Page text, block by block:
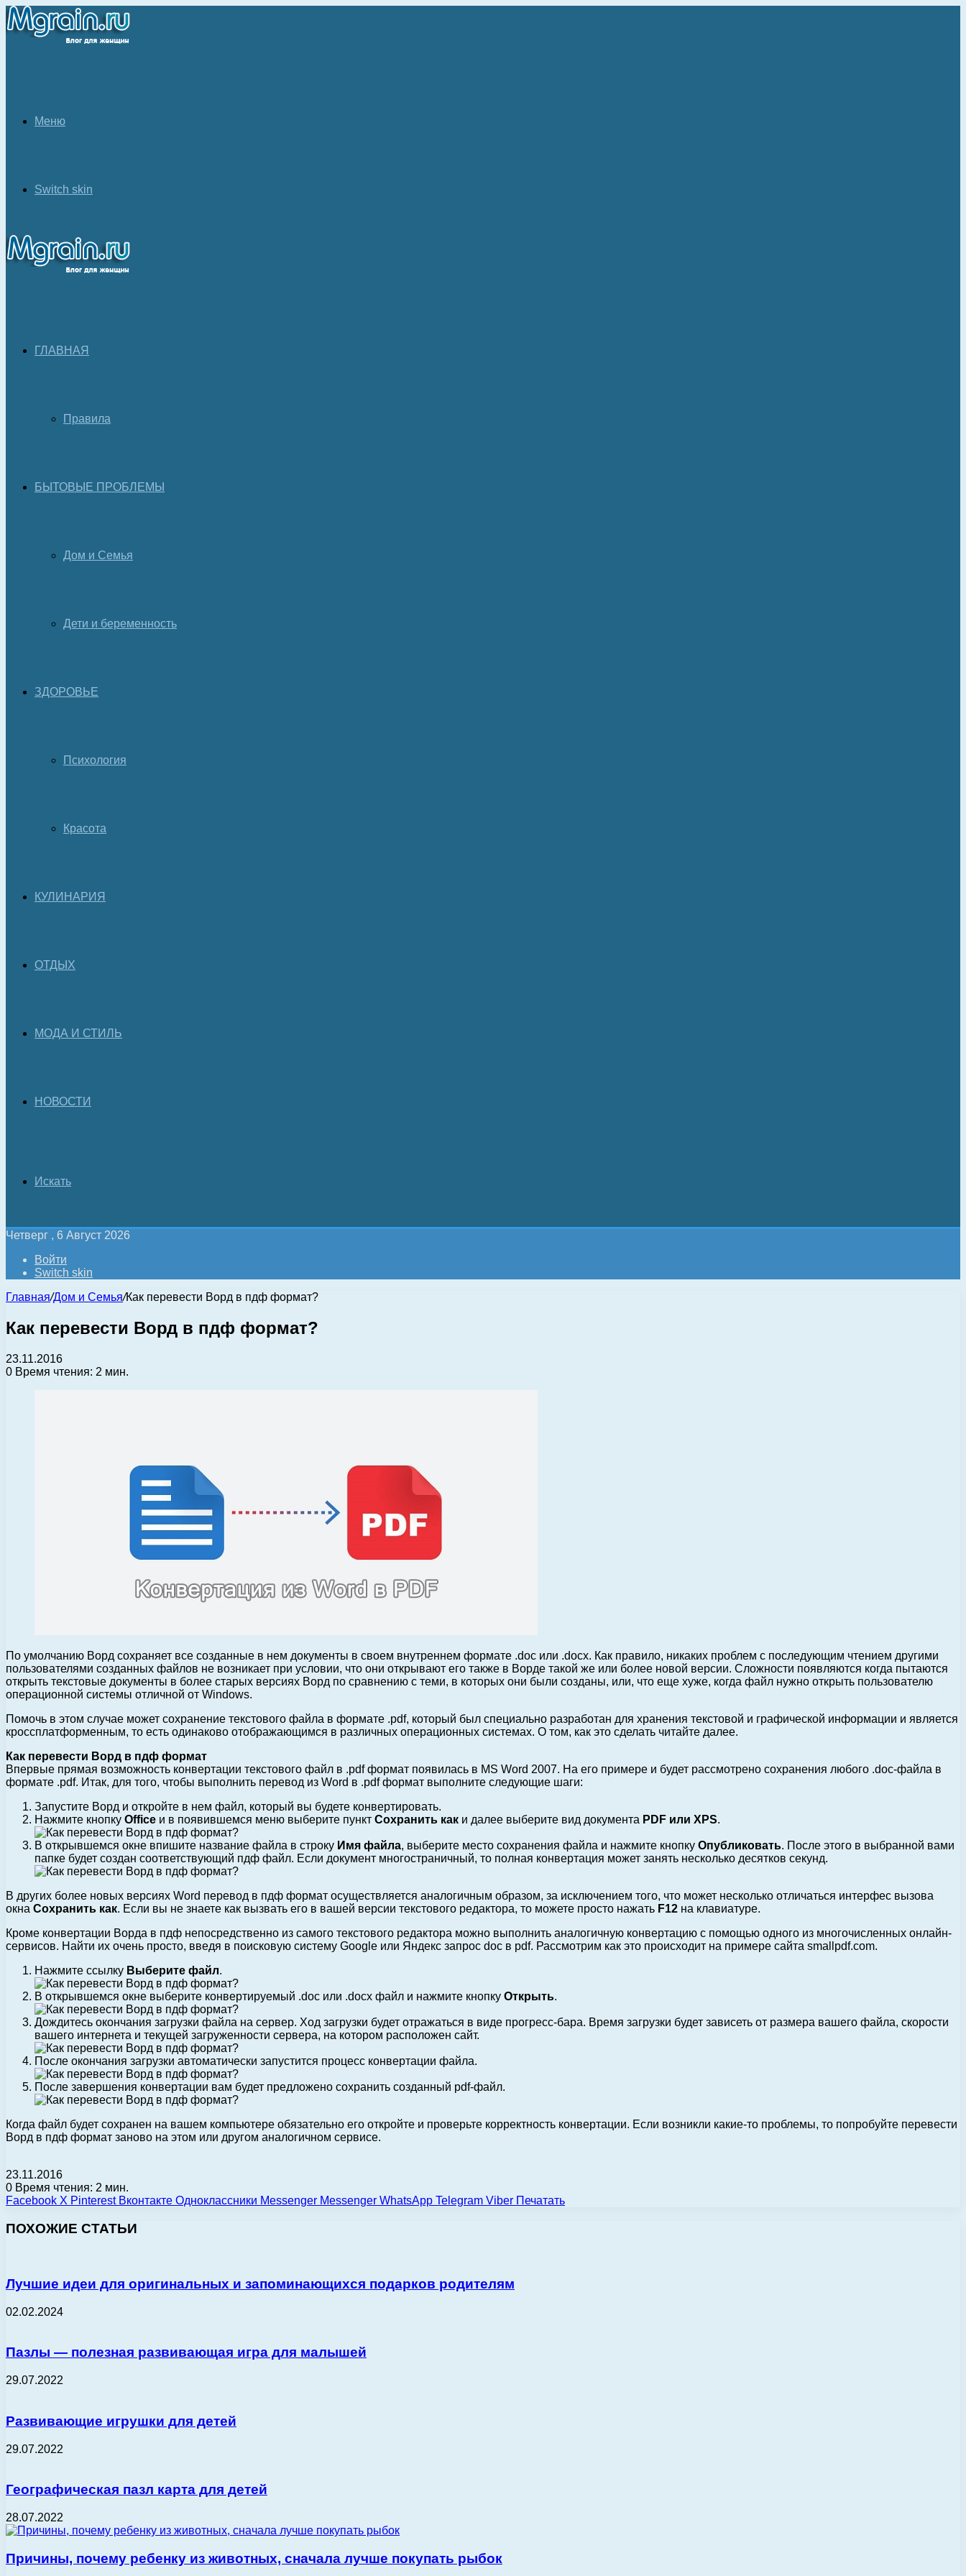
Меню
Switch skin
ГЛАВНАЯ
Правила
БЫТОВЫЕ ПРОБЛЕМЫ
Дом и Семья
Дети и беременность
ЗДОРОВЬЕ
Психология
Красота
КУЛИНАРИЯ
ОТДЫХ
МОДА И СТИЛЬ
НОВОСТИ
Искать
Четверг , 6 Август 2026
Войти
Switch skin
Главная/Дом и Семья/Как перевести Ворд в пдф формат?
Как перевести Ворд в пдф формат?
23.11.2016
0 Время чтения: 2 мин.
По умолчанию Ворд сохраняет все созданные в нем документы в своем внутреннем формате .doc или .docx. Как правило, никаких проблем с последующим чтением другими
пользователями созданных файлов не возникает при условии, что они открывают его также в Ворде такой же или более новой версии. Сложности появляются когда пытаются
открыть текстовые документы в более старых версиях Ворд по сравнению с теми, в которых они были созданы, или, что еще хуже, когда файл нужно открыть пользователю
операционной системы отличной от Windows.
Помочь в этом случае может сохранение текстового файла в формате .pdf, который был специально разработан для хранения текстовой и графической информации и является
кроссплатформенным, то есть одинаково отображающимся в различных операционных системах. О том, как это сделать читайте далее.
Как перевести Ворд в пдф формат
Впервые прямая возможность конвертации текстового файл в .pdf формат появилась в MS Word 2007. На его примере и будет рассмотрено сохранения любого .doc-файла в
формате .pdf. Итак, для того, чтобы выполнить перевод из Word в .pdf формат выполните следующие шаги:
Запустите Ворд и откройте в нем файл, который вы будете конвертировать.
Нажмите кнопку Office и в появившемся меню выберите пункт Сохранить как и далее выберите вид документа PDF или XPS.
В открывшемся окне впишите название файла в строку Имя файла, выберите место сохранения файла и нажмите кнопку Опубликовать. После этого в выбранной вами
папке будет создан соответствующий пдф файл. Если документ многостраничный, то полная конвертация может занять несколько десятков секунд.
В других более новых версиях Word перевод в пдф формат осуществляется аналогичным образом, за исключением того, что может несколько отличаться интерфес вызова
окна Сохранить как. Если вы не знаете как вызвать его в вашей версии текстового редактора, то можете просто нажать F12 на клавиатуре.
Кроме конвертации Ворда в пдф непосредственно из самого текстового редактора можно выполнить аналогичную конвертацию с помощью одного из многочисленных онлайн-
сервисов. Найти их очень просто, введя в поисковую систему Google или Яндекс запрос doc в pdf. Рассмотрим как это происходит на примере сайта smallpdf.com.
Нажмите ссылку Выберите файл.
В открывшемся окне выберите конвертируемый .doc или .docx файл и нажмите кнопку Открыть.
Дождитесь окончания загрузки файла на сервер. Ход загрузки будет отражаться в виде прогресс-бара. Время загрузки будет зависеть от размера вашего файла, скорости
вашего интернета и текущей загруженности сервера, на котором расположен сайт.
После окончания загрузки автоматически запустится процесс конвертации файла.
После завершения конвертации вам будет предложено сохранить созданный pdf-файл.
Когда файл будет сохранен на вашем компьютере обязательно его откройте и проверьте корректность конвертации. Если возникли какие-то проблемы, то попробуйте перевести
Ворд в пдф формат заново на этом или другом аналогичном сервисе.
23.11.2016
0 Время чтения: 2 мин.
Facebook X Pinterest Вконтакте Одноклассники Messenger Messenger WhatsApp Telegram Viber Печатать
ПОХОЖИЕ СТАТЬИ
Лучшие идеи для оригинальных и запоминающихся подарков родителям
02.02.2024
Пазлы — полезная развивающая игра для малышей
29.07.2022
Развивающие игрушки для детей
29.07.2022
Географическая пазл карта для детей
28.07.2022
Причины, почему ребенку из животных, сначала лучше покупать рыбок